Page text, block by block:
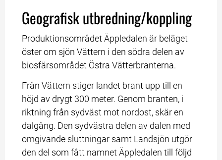
Geografisk utbredning/koppling
Produktionsområdet Äppledalen är beläget
öster om sjön Vättern i den södra delen av
biosfärsområdet Östra Vätterbranterna.
Från Vättern stiger landet brant upp till en
höjd av drygt 300 meter. Genom branten, i
riktning från sydväst mot nordost, skär en
dalgång. Den sydvästra delen av dalen med
omgivande sluttningar samt Landsjön utgör
den del som fått namnet Äppledalen till följd